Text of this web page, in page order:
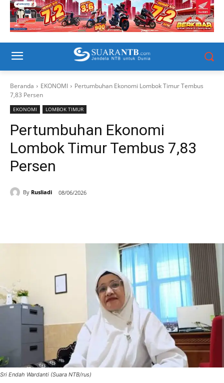
Beranda EKONOMI
Pertumbuhan Ekonomi Lombok Timur Tembus
7,83 Persen
EKONOMI LOMBOK TIMUR
Pertumbuhan Ekonomi
Lombok Timur Tembus 7,83
Persen
By Rusliadi 08/06/2026
Sri Endah Wardanti (Suara NTB/rus)